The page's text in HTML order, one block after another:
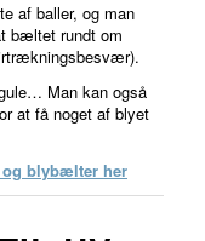
af baller, og man
bæltet rundt om
Man kan også
at få noget af blyet
og blybælter her